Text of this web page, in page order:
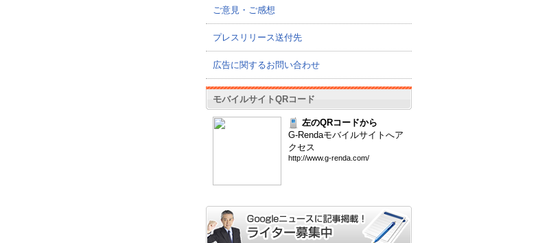
ご意見・ご感想
プレスリリース送付先
広告に関するお問い合わせ
モバイルサイトQRコード
左のQRコードから
G-Rendaモバイルサイトへア
クセス
http://www.g-renda.com/